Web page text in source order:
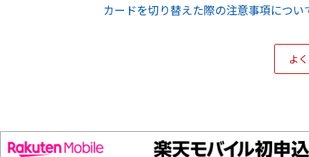
カードを切り替えた際の注意事項につい
よ